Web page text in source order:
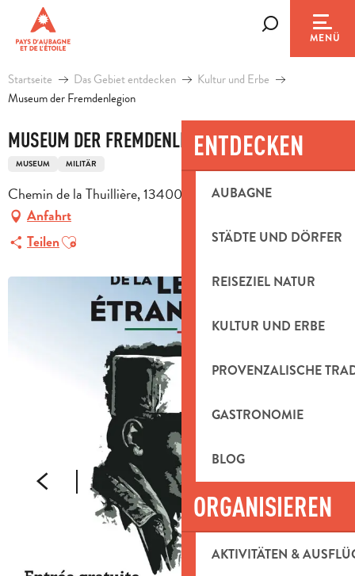
contenu
principal
MENÜ
ENTDECKEN
AUBAGNE
STÄDTE UND DÖRFER
REISEZIEL NATUR
KULTUR UND ERBE
PROVENZALISCHE
GASTRONOMIE
BLOG
ORGANISIEREN
AKTIVITÄTEN &
Startseite Das Gebiet entdecken
Kultur und Erbe
Museum der Fremdenlegion
MUSEUM DER FREMDENLEGION
MUSEUM MILITÄR
Chemin de la Thuillière, 13400 Aubagne
Anfahrt
TeilenAjouter aux favoris